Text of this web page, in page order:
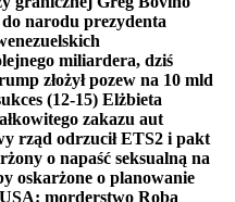
narodu prezydenta
miliardera, dziś
złożył pozew na 10 mld
(12-15) Elżbieta
zakazu aut
rząd odrzucił ETS2 i pakt
o napaść seksualną na
oskarżone o planowanie
USA: morderstwo Roba